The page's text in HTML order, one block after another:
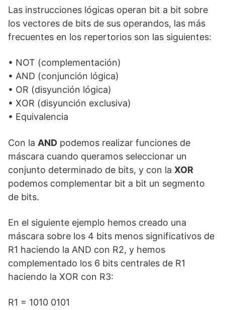
Las instrucciones lógicas operan bit a bit sobre
los vectores de bits de sus operandos, las más
frecuentes en los repertorios son las siguientes:
• NOT (complementación)
• AND (conjunción lógica)
• OR (disyunción lógica)
• XOR (disyunción exclusiva)
• Equivalencia
Con la AND podemos realizar funciones de
máscara cuando queramos seleccionar un
conjunto determinado de bits, y con la XOR
podemos complementar bit a bit un segmento
de bits.
En el siguiente ejemplo hemos creado una
máscara sobre los 4 bits menos significativos de
R1 haciendo la AND con R2, y hemos
complementado los 6 bits centrales de R1
haciendo la XOR con R3:
R1 = 1010 0101